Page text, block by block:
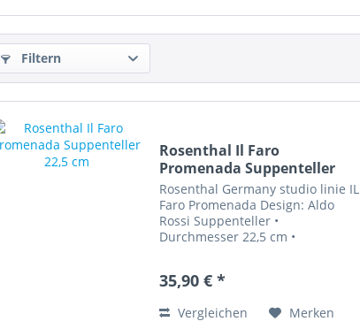
Filtern
Rosenthal Il Faro
Promenada Suppenteller
22,5 cm
Rosenthal Germany studio linie IL
Faro Promenada Design: Aldo
Rossi Suppenteller •
Durchmesser 22,5 cm •
ILFaro Design Aldo Rossi. Der
das Meer....
35,90 € *
Vergleichen Merken